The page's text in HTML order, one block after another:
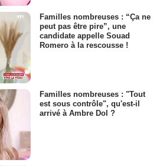
Familles nombreuses : “Ça ne
peut pas être pire”, une
candidate appelle Souad
Romero à la rescousse !
Familles nombreuses : "Tout
est sous contrôle", qu'est-il
arrivé à Ambre Dol ?